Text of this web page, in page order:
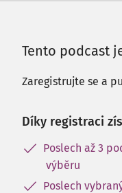
Tento podcast
Zaregistrujte se a
Díky registraci
Poslech až 3
výběru
Poslech